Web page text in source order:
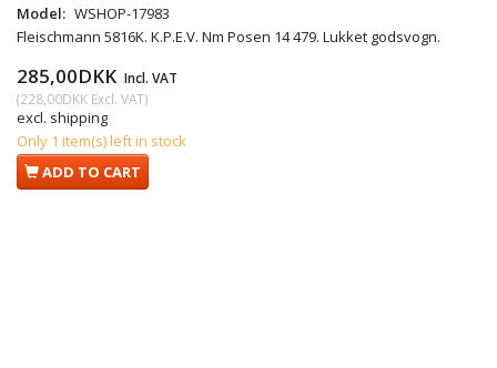
Model: WSHOP-17983
Fleischmann 5816K. K.P.E.V. Nm Posen 14 479. Lukket godsvogn.
285,00DKK Incl. VAT
(228,00DKK Excl. VAT)
excl. shipping
Only 1 item(s) left in stock
ADD TO CART